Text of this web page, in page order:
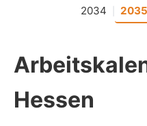
2034 2035
Hessen